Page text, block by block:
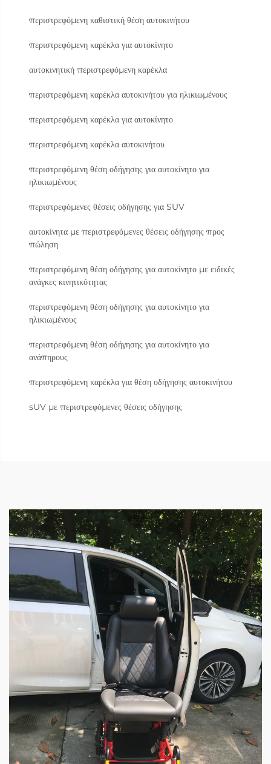
περιστρεφόμενη καθιστική θέση αυτοκινήτου
περιστρεφόμενη καρέκλα για αυτοκίνητο
αυτοκινητική περιστρεφόμενη καρέκλα
περιστρεφόμενη καρέκλα αυτοκινήτου για ηλικιωμένους
περιστρεφόμενη καρέκλα για αυτοκίνητο
περιστρεφόμενη καρέκλα αυτοκινήτου
περιστρεφόμενη θέση οδήγησης για αυτοκίνητο για
ηλικιωμένους
περιστρεφόμενες θέσεις οδήγησης για SUV
αυτοκίνητα με περιστρεφόμενες θέσεις οδήγησης προς
πώληση
περιστρεφόμενη θέση οδήγησης για αυτοκίνητο με ειδικές
ανάγκες κινητικότητας
περιστρεφόμενη θέση οδήγησης για αυτοκίνητο για
ηλικιωμένους
περιστρεφόμενη θέση οδήγησης για αυτοκίνητο για
ανάπηρους
περιστρεφόμενη καρέκλα για θέση οδήγησης αυτοκινήτου
sUV με περιστρεφόμενες θέσεις οδήγησης